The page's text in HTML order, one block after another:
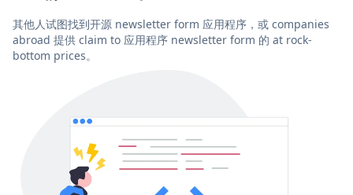
其他人试图找到开源 newsletter form 应用程序，或 companies
abroad 提供 claim to 应用程序 newsletter form 的 at rock-
bottom prices。